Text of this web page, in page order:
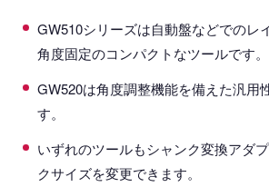
GW510シリーズは自動盤などでのレ
角度固定のコンパクトなツールです。
GW520は角度調整機能を備えた汎用
す。
いずれのツールもシャンク変換アダ
クサイズを変更できます。